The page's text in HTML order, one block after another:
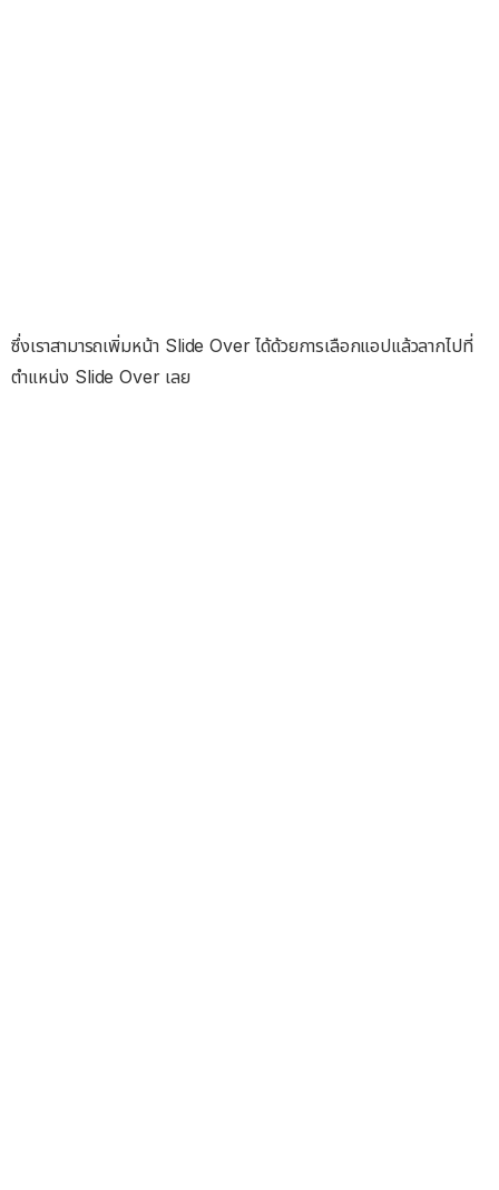
ซึ่งเราสามารถเพิ่มหน้า Slide Over ได้ด้วยการเลือกแอปแล้วลากไปที่
ตำแหน่ง Slide Over เลย